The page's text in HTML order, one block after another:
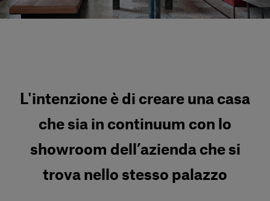
Accedi
L'intenzione è di creare una casa
che sia in continuum con lo
showroom dell’azienda che si
trova nello stesso palazzo